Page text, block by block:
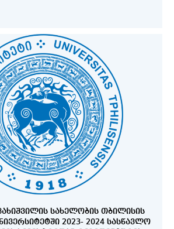
ᲡᲐᲮᲔᲚᲝᲑᲘᲡ ᲗᲑᲘᲚᲘᲡᲘᲡ
2023- 2024 ᲡᲐᲡᲬᲐᲕᲚᲝ